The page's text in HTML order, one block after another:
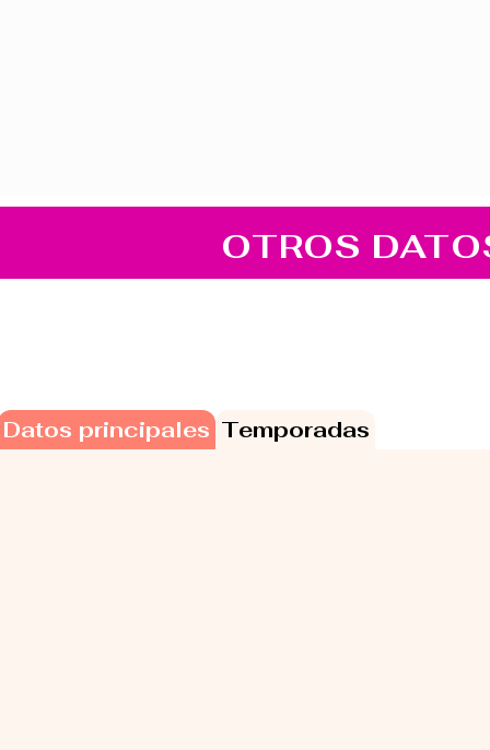
OTROS
Datos principales Temporadas